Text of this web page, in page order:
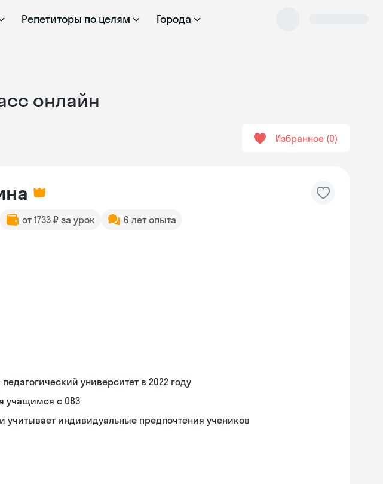
Репетиторы по целям Города
онлайн
Избранное 0
от 1733 ₽ за урок 6 лет опыта
университет в 2022 году
учащимся с ОВЗ
учитывает индивидуальные предпочтения учеников